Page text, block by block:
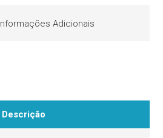
Informações Adicionais
Descrição